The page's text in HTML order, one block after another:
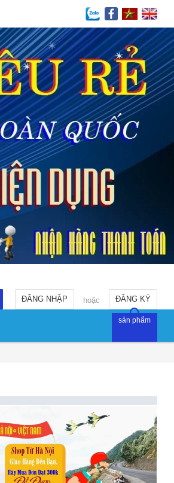
ĐĂNG KÝ
hoặc
ĐĂNG NHẬP
sản phẩm